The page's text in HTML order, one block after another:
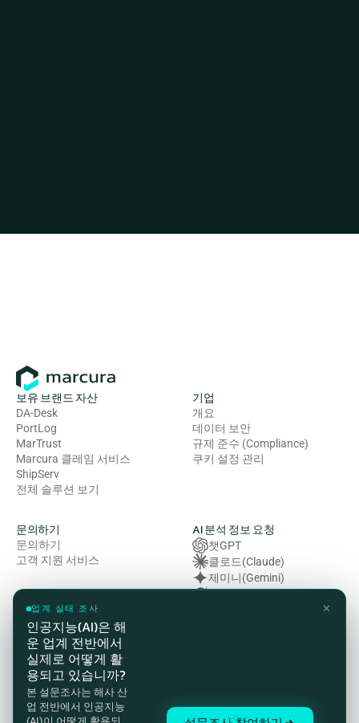
보유 브랜드 자산
DA-Desk
PortLog
MarTrust
Marcura 클레임 서비스
ShipServ
전체 솔루션 보기
기업
개요
데이터 보안
규제 준수 (Compliance)
쿠키 설정 관리
법률 및 규정 준수
개인정보처리방침
이용약관
쿠키 정책
HSE(보건·안전·환경) 방침
문의하기
문의하기
고객 지원 서비스
AI 분석 정보 요청
챗GPT
클로드(Claude)
제미니(Gemini)
그록 (Grok)
✕
업계 실태 조사
인공지능(AI)은 해
운 업계 전반에서
실제로 어떻게 활
용되고 있습니까?
본 설문조사는 해사 산
업 전반에서 인공지능